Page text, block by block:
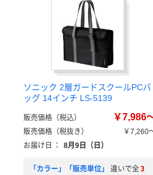
ソニック 2層ガードスクールPCバ
ッグ 14インチ LS-5139
販売価格（税込） ￥7,986
販売価格（税抜き）
￥7,260
お届け日
： 8月9日（日）
「カラー」「販売単位」 違いで全3